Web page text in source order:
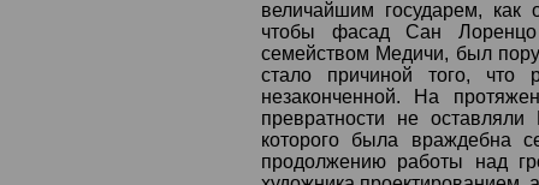
величайшим государем, как
чтобы фасад Сан Лоренцо
семейством Медичи, был
стало причиной того, что
незаконченной. На
превратности не
которого была враждебна
продолжению работы над